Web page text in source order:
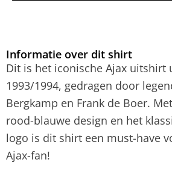
Informatie over dit shirt
Dit is het iconische Ajax uitshirt
1993/1994, gedragen door
Bergkamp en Frank de Boer.
rood-blauwe design en het
logo is dit shirt een must-have
Ajax-fan!